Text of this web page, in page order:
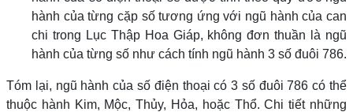
hành của từng cặp số tương ứng với ngũ hành của can
chi trong Lục Thập Hoa Giáp, không đơn thuần là ngũ
hành của từng số như cách tính ngũ hành 3 số đuôi 786.
Tóm lại, ngũ hành của số điện thoại có 3 số đuôi 786 có thể
thuộc hành Kim, Mộc, Thủy, Hỏa, hoặc Thổ. Chi tiết những